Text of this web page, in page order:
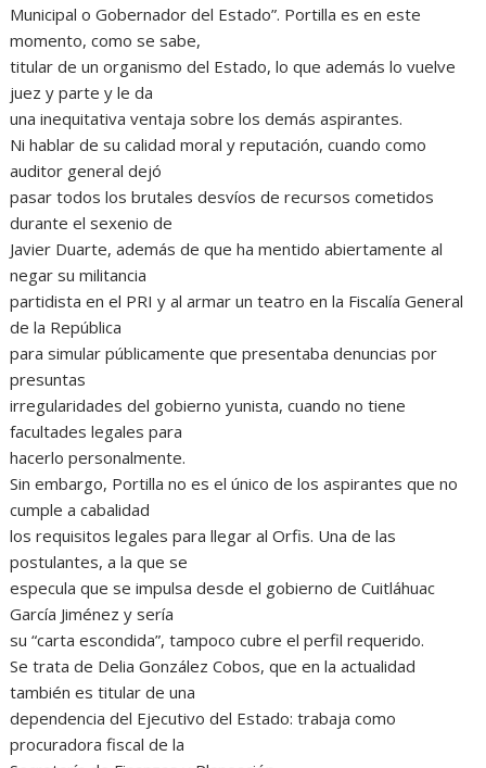
Municipal o Gobernador del Estado”. Portilla es en este
momento, como se sabe,
titular de un organismo del Estado, lo que además lo vuelve
juez y parte y le da
una inequitativa ventaja sobre los demás aspirantes.
Ni hablar de su calidad moral y reputación, cuando como
auditor general dejó
pasar todos los brutales desvíos de recursos cometidos
durante el sexenio de
Javier Duarte, además de que ha mentido abiertamente al
negar su militancia
partidista en el PRI y al armar un teatro en la Fiscalía General
de la República
para simular públicamente que presentaba denuncias por
presuntas
irregularidades del gobierno yunista, cuando no tiene
facultades legales para
hacerlo personalmente.
Sin embargo, Portilla no es el único de los aspirantes que no
cumple a cabalidad
los requisitos legales para llegar al Orfis. Una de las
postulantes, a la que se
especula que se impulsa desde el gobierno de Cuitláhuac
García Jiménez y sería
su “carta escondida”, tampoco cubre el perfil requerido.
Se trata de Delia González Cobos, que en la actualidad
también es titular de una
dependencia del Ejecutivo del Estado: trabaja como
procuradora fiscal de la